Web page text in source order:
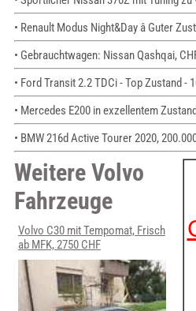
• Renault Modus Night&Day â Guter
• Gebrauchtwagen: Nissan Qashqai,
• Ford Transit 2.2 TDCi - Top Zustand -
• Mercedes E200 in exzellentem
• BMW 216d Active Tourer 2020,
Weitere Volvo
Fahrzeuge
Volvo C30 mit Tempomat, Frisch
ab MFK, 2750 CHF